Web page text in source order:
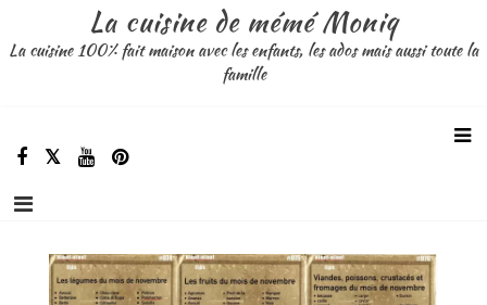
contenu
La cuisine de mémé Moniq
La cuisine 100% fait maison avec les enfants, les ados mais aussi toute la
famille